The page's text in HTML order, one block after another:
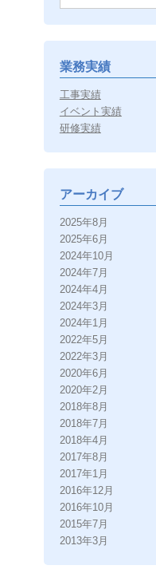
業務実績
工事実績
イベント実績
研修実績
アーカイブ
2025年8月
2025年6月
2024年10月
2024年7月
2024年4月
2024年3月
2024年1月
2022年5月
2022年3月
2020年6月
2020年2月
2018年8月
2018年7月
2018年4月
2017年8月
2017年1月
2016年12月
2016年10月
2015年7月
2013年3月